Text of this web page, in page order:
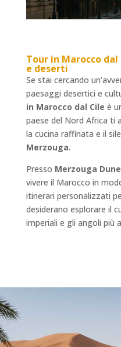
Tour in Marocco dal
e deserti
Se stai cercando
paesaggi desertici e
in Marocco dal Cile è
paese del Nord Africa ti
la cucina raffinata e il
Merzouga.
Presso Merzouga
vivere il Marocco in
itinerari personalizzati
desiderano esplorare il
imperiali e gli angoli più